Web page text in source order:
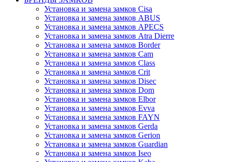
Установка и замена замков Cisa
Установка и замена замков ABUS
Установка и замена замков APECS
Установка и замена замков Atra Dierre
Установка и замена замков Border
Установка и замена замков Cam
Установка и замена замков Class
Установка и замена замков Crit
Установка и замена замков Disec
Установка и замена замков Dom
Установка и замена замков Elbor
Установка и замена замков Evva
Установка и замена замков FAYN
Установка и замена замков Gerda
Установка и замена замков Gerion
Установка и замена замков Guardian
Установка и замена замков Iseo